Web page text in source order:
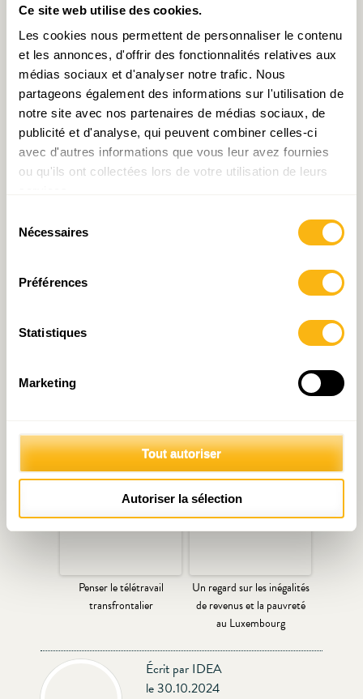
Ce site web utilise des cookies.
Les cookies nous permettent de personnaliser le contenu
et les annonces, d'offrir des fonctionnalités relatives aux
médias sociaux et d'analyser notre trafic. Nous
partageons également des informations sur l'utilisation de
notre site avec nos partenaires de médias sociaux, de
publicité et d'analyse, qui peuvent combiner celles-ci
avec d'autres informations que vous leur avez fournies
ou qu'ils ont collectées lors de votre utilisation de leurs
Nécessaires
Préférences
Statistiques
Marketing
Tout autoriser
Autoriser la sélection
Articles liés
Idée du mois n°21:
Finances publiques : où le
Penser le télétravail
transfrontalier
Un regard sur les inégalités
de revenus et la pauvreté
au Luxembourg
Écrit par IDEA
le 30.10.2024